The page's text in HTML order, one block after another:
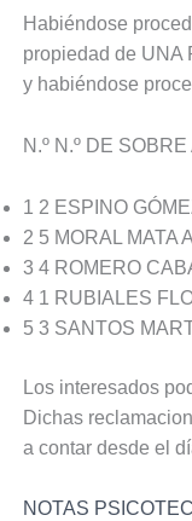
Habiéndose
propiedad de UNA
y habiéndose
N.º N.º DE
1 2 ESPINO
2 5 MORAL MATA
3 4 ROMERO
4 1 RUBIALES
5 3 SANTOS
Los interesados
Dichas
a contar desde el
NOTAS